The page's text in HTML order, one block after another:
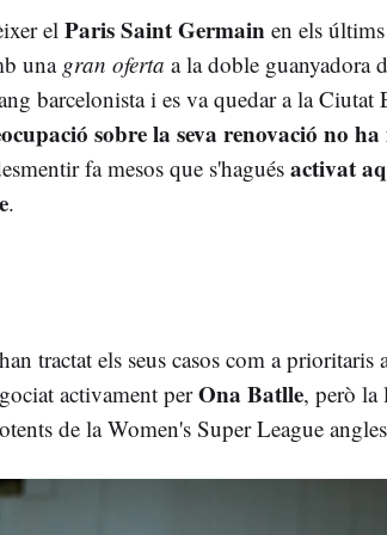
el Paris Saint Germain en els últims
una gran oferta a la doble guanyadora
barcelonista i es va quedar a la Ciutat
sobre la seva renovació no
fa mesos que s'haguésactivat
.
tractat els seus casos com a prioritaris
activament perOna Batlle, però la
de la Women's Super League